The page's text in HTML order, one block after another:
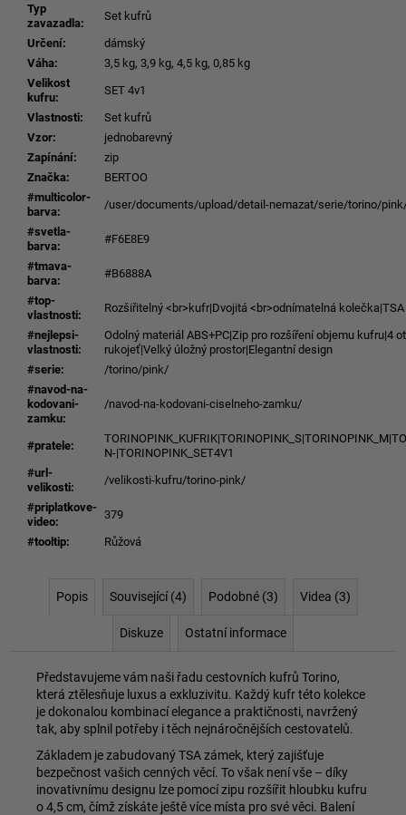
Typ
zavazadla:
Set kufrů
Určení:
dámský
Váha:
3,5 kg, 3,9 kg, 4,5 kg, 0,85 kg
Velikost
kufru:
SET 4v1
Vlastnosti:
Set kufrů
Vzor:
jednobarevný
Zapínání:
zip
Značka:
BERTOO
#multicolor-
barva:
/user/documents/upload/detail-nemazat/serie/torino/
#svetla-
barva:
#F6E8E9
#tmava-
barva:
#B6888A
#top-
vlastnosti:
Rozšiřitelný <br>kufr|Dvojitá <br>odnímatelná
#nejlepsi-
vlastnosti:
Odolný materiál ABS+PC|Zip pro rozšíření objemu
rukojeť|Velký úložný prostor|Elegantní design
#serie:
/torino/pink/
#navod-na-
kodovani-
zamku:
/navod-na-kodovani-ciselneho-zamku/
#pratele:
N-|TORINOPINK_SET4V1
#url-
velikosti:
/velikosti-kufru/torino-pink/
#priplatkove-
video:
379
#tooltip: Růžová
Popis Související (4) Podobné (3) Videa (3)
Diskuze Ostatní informace
Představujeme vám naši řadu cestovních kufrů Torino,
která ztělesňuje luxus a exkluzivitu. Každý kufr této kolekce
je dokonalou kombinací elegance a praktičnosti, navržený
tak, aby splnil potřeby i těch nejnáročnějších cestovatelů.
Základem je zabudovaný TSA zámek, který zajišťuje
bezpečnost vašich cenných věcí. To však není vše – díky
inovativnímu designu lze pomocí zipu rozšířit hloubku kufru
o 4,5 cm, čímž získáte ještě více místa pro své věci. Balení